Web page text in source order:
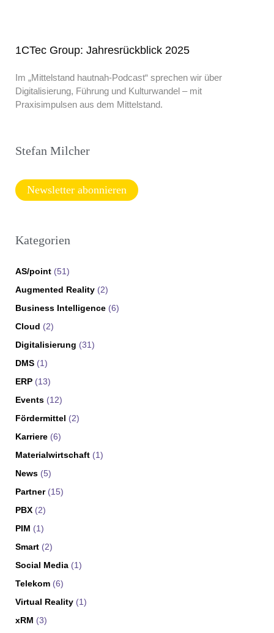
1CTec Group: Jahresrückblick 2025
Im „Mittelstand hautnah-Podcast“ sprechen wir über
Digitalisierung, Führung und Kulturwandel – mit
Praxisimpulsen aus dem Mittelstand.
Stefan Milcher
Newsletter abonnieren
Kategorien
AS/point (51)
Augmented Reality (2)
Business Intelligence (6)
Cloud (2)
Digitalisierung (31)
DMS (1)
ERP (13)
Events (12)
Fördermittel (2)
Karriere (6)
Materialwirtschaft (1)
News (5)
Partner(15)
PBX (2)
PIM (1)
Smart (2)
Social Media (1)
Telekom (6)
Virtual Reality (1)
xRM (3)